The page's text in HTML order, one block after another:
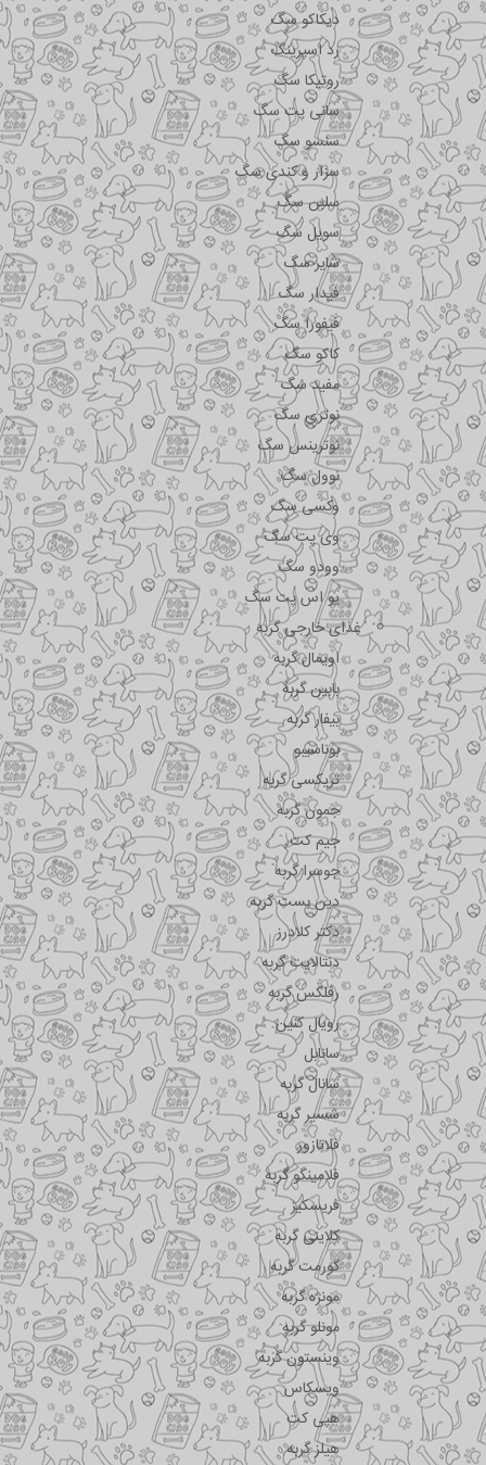
دیکاکو سگ
رد اسپرینگ
روتیکا سگ
سانی پت سگ
سنسو سگ
سزار و کندی سگ
سلبن سگ
سویل سگ
شایر سگ
فیدار سگ
فیفورا سگ
کاکو سگ
مفید سگ
نوتری سگ
نوترینس سگ
نوول سگ
وکسی سگ
وی پت سگ
وودو سگ
یو اس پت سگ
غذای خارجی گربه
اویمال گربه
بابین گربه
بیفار گربه
بوناسیبو
تریکسی گربه
جمون گربه
جیم کت
جوسرا گربه
دین بست گربه
دکتر کلادرز
دنتالایت گربه
رفلکس گربه
رویال کنین
سانابل
سانال گربه
شسیر گربه
فلاتازور
فلامینگو گربه
فریسکیز
کلاینی گربه
گورمت گربه
مونژه گربه
مونلو گربه
وینستون گربه
ویسکاس
هپی کت
هیلز گربه